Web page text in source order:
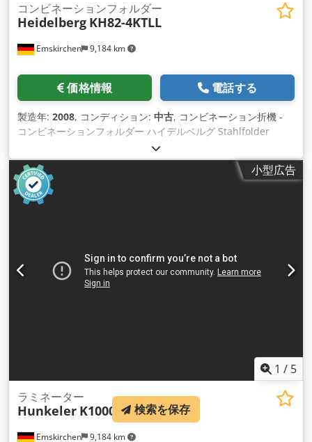
Emskirchen 9,184 km
コンビネーションフォルダー
Heidelberg KH82-4KTLL
価格情報 電話する
製造年: 2008, コンディション: 中古, コンビネーション折機 -
コンビネーションフォルダー ハイデルベルグ Stahlfolder
KH82-4KTLL32 Seiten Seitenfalz - 32 pages cross fold 年式
2008年 - 製造番号 0-00256 パレットフィーダー / パレットフ
ィーダー PFH-82 フォーマット/サイズ 最小140 x 180mm フォ
ーマット/サイズ 最大820 x 1200mm 折りたたみ式: 4バックル
- 3ナイフ 自動バックルセッティング / 自動バックルセッティン
0-00421 Cedpfx Asrp En Uohyerf 最大作業幅940mm / 最大作
業幅940mm スカイプビデオによるオンラインビデオ検査 ご訪
問をお待ちしております。 すぐに利用可能 - 検査可能 エムス
小型広告
1 / 5
Emskirchen 9,184 km
ラミネーター
Hunkeler K1000 検索を保存